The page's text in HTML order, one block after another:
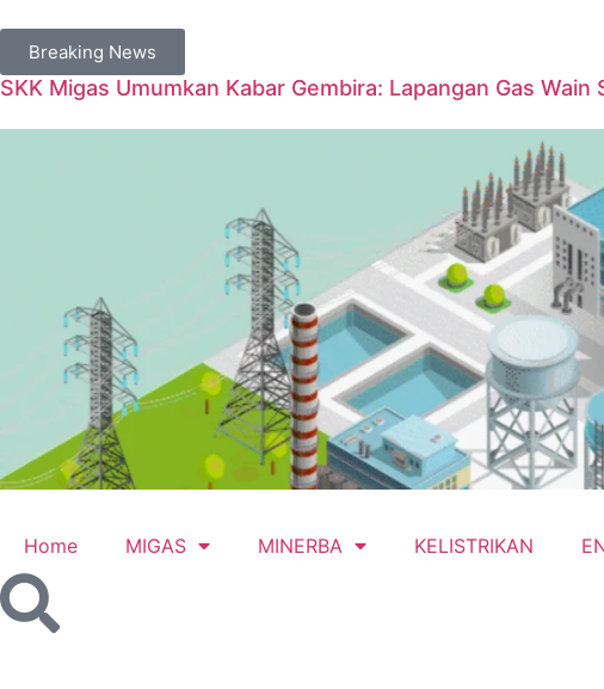
Breaking News
SKK Migas Umumkan Kabar Gembira: Lapangan Gas
Home MIGAS MINERBA KELISTRIKAN